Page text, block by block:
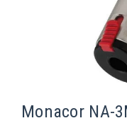
Monacor NA-